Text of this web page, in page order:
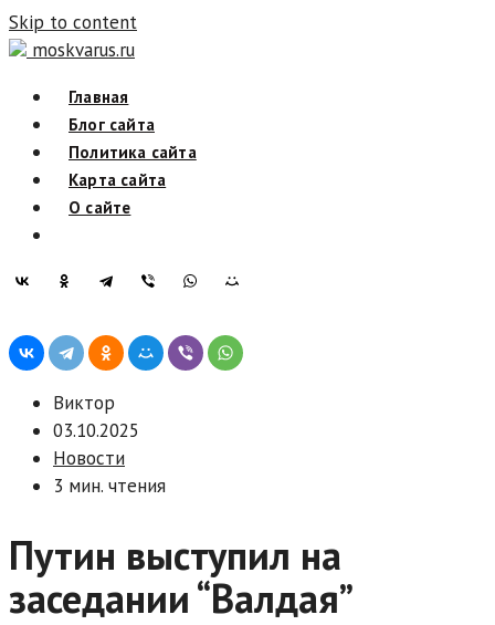
Skip to content
moskvarus.ru
Главная
Блог сайта
Политика сайта
Карта сайта
О сайте
Виктор
03.10.2025
Новости
3 мин. чтения
Путин выступил на
заседании “Валдая”